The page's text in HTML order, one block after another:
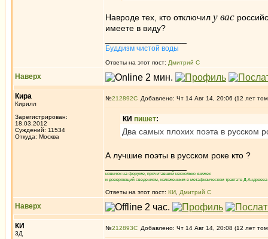
Навроде тех, кто отключил у вас
имеете в виду?
Буддизм чистой воды
Ответы на этот пост: Дмитрий С
Наверх
Кира
Кирилл
Зарегистрирован:
18.03.2012
Суждений: 11534
Откуда: Москва
№212892 Добавлено: Чт 14 Авг 14, 20:06 (12 лет
КИ пишет:
Два самых плохих поэта в русском
А лучшие поэты в русском роке кто ?
новичок на форуме, прочитавший несколько книжек
и доверяющий сведениям, изложенным в метафизическом трактате
Ответы на этот пост: КИ Дмитрий С
Наверх
КИ
3Д
№212893 Добавлено: Чт 14 Авг 14, 20:08 (12 лет